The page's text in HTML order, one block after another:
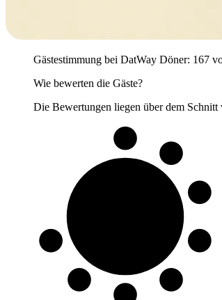
Gästestimmung bei DatWay Döner: 167
Wie bewerten die Gäste?
Die Bewertungen liegen über dem Schnitt